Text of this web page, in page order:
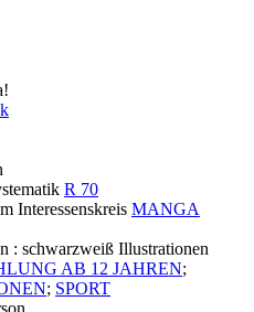
R 70
Interessenskreis MANGA
: schwarzweiß Illustrationen
AB 12 JAHREN;
; SPORT